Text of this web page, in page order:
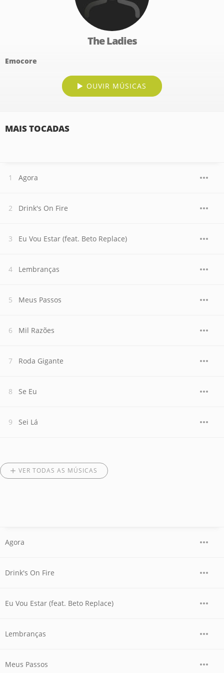
The Ladies
Emocore
OUVIR MÚSICAS
MAIS TOCADAS
Agora
Drink's On Fire
Eu Vou Estar (feat. Beto Replace)
Lembranças
Meus Passos
Mil Razões
Roda Gigante
Se Eu
Sei Lá
VER TODAS AS MÚSICAS
Agora
Drink's On Fire
Eu Vou Estar (feat. Beto Replace)
Lembranças
Meus Passos